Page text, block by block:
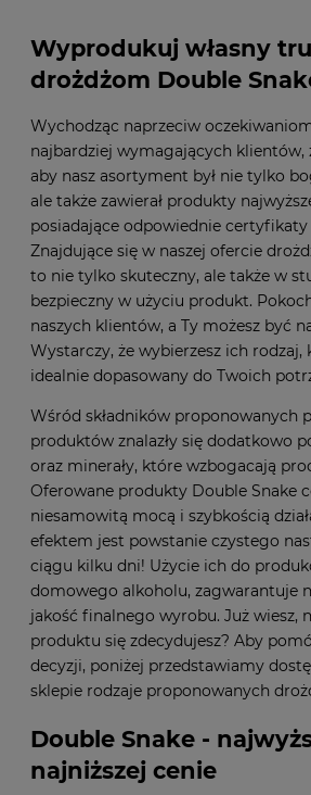
Wyprodukuj własny
drożdżom Double
Wychodząc naprzeciw
najbardziej wymagających klientów,
aby nasz asortyment był nie tylko
ale także zawierał produkty
posiadające odpowiednie certyfikaty
Znajdujące się w naszej ofercie
to nie tylko skuteczny, ale także w
bezpieczny w użyciu produkt.
naszych klientów, a Ty możesz być
Wystarczy, że wybierzesz ich rodzaj,
idealnie dopasowany do Twoich
Wśród składników proponowanych
produktów znalazły się dodatkowo
oraz minerały, które wzbogacają
Oferowane produkty Double Snake
niesamowitą mocą i szybkością
efektem jest powstanie czystego
ciągu kilku dni! Użycie ich do
domowego alkoholu, zagwarantuje
jakość finalnego wyrobu. Już wiesz,
produktu się zdecydujesz? Aby
decyzji, poniżej przedstawiamy
sklepie rodzaje proponowanych
Double Snake -
najniższej cenie